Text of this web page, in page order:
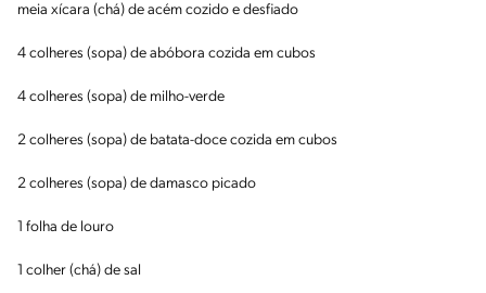
meia xícara (chá) de acém cozido e desfiado
4 colheres (sopa) de abóbora cozida em cubos
4 colheres (sopa) de milho-verde
2 colheres (sopa) de batata-doce cozida em cubos
2 colheres (sopa) de damasco picado
1 folha de louro
1 colher (chá) de sal